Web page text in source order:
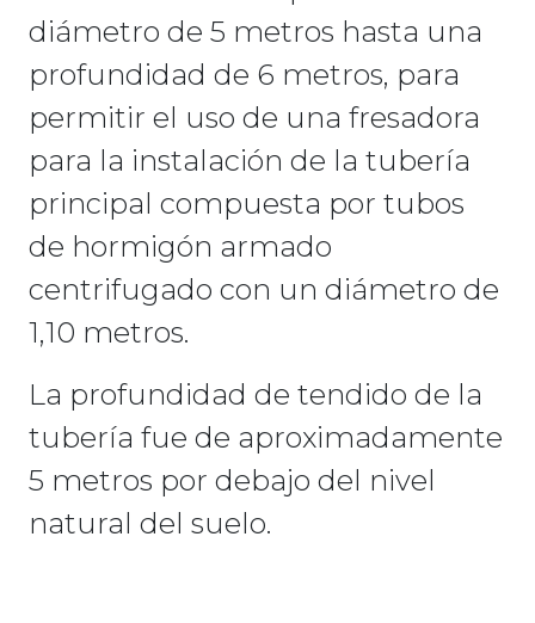
diámetro de 5 metros hasta una
profundidad de 6 metros, para
permitir el uso de una fresadora
para la instalación de la tubería
principal compuesta por tubos
de hormigón armado
centrifugado con un diámetro de
1,10 metros.
La profundidad de tendido de la
tubería fue de aproximadamente
5 metros por debajo del nivel
natural del suelo.